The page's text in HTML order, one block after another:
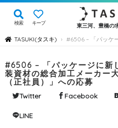
検索 キープ 東三河、豊橋の
TASUKI(タスキ) › #6506 – 「パッケ
#6506 – 「パッケージに新
装資材の総合加工メーカー
（正社員）」への応募
Twitter Facebook
LINE